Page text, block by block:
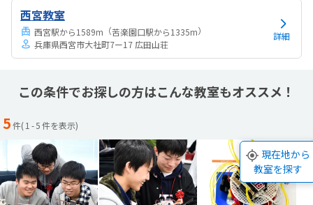
西宮教室
西宮駅から1589m （苦楽園口駅から1335m）
兵庫県西宮市大社町7ー17 広田山荘
詳細
この条件でお探しの方はこんな教室もオススメ！
5件(1 -5件を表示)
現在地から
教室を探す